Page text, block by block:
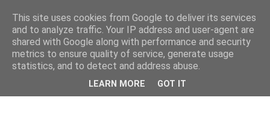
This site uses cookies from Google to deliver its services
and to analyze traffic. Your IP address and user-agent are
shared with Google along with performance and security
metrics to ensure quality of service, generate usage
statistics, and to detect and address abuse.
LEARN MORE GOT IT